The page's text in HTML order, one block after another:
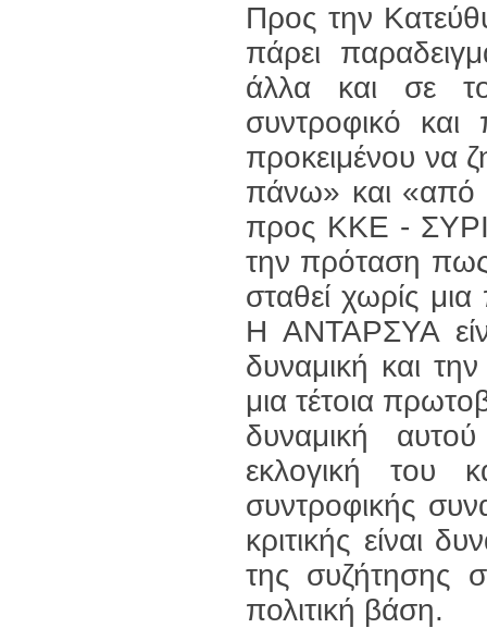
Προς την
πάρει
άλλα και σε
συντροφικό και
προκειμένου να
πάνω» και «από
προς ΚΚΕ -
την πρόταση πως
σταθεί χωρίς
Η ΑΝΤΑΡΣΥΑ
δυναμική και
μια τέτοια
δυναμική
εκλογική του
συντροφικής
κριτικής είναι
της συζήτησης
πολιτική βάση.